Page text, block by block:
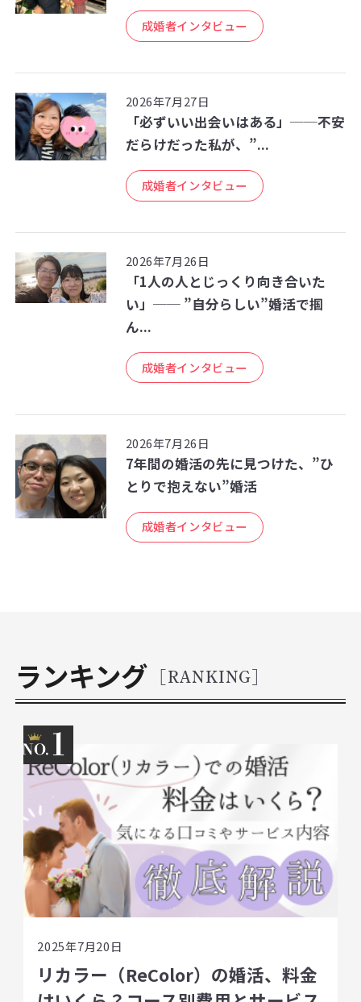
成婚者インタビュー
2026年7月27日
「必ずいい出会いはある」──不安
だらけだった私が、”...
成婚者インタビュー
2026年7月26日
「1人の人とじっくり向き合いた
い」── ”自分らしい”婚活で掴
ん...
成婚者インタビュー
2026年7月26日
7年間の婚活の先に見つけた、”ひ
とりで抱えない”婚活
成婚者インタビュー
ランキング [RANKING]
1
2025年7月20日
リカラー（ReColor）の婚活、料金